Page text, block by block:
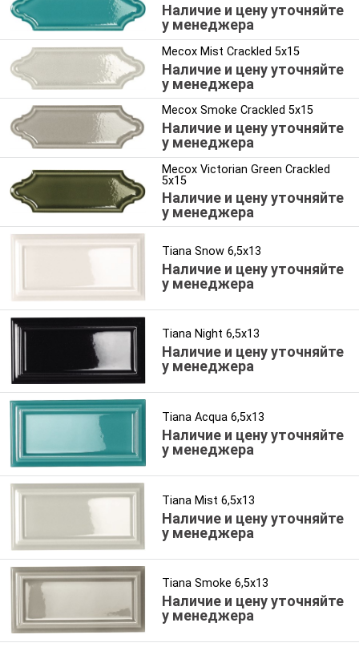
Наличие и цену уточняйте
у менеджера
Mecox Mist Crackled 5x15
Наличие и цену уточняйте
у менеджера
Mecox Smoke Crackled 5x15
Наличие и цену уточняйте
у менеджера
Mecox Victorian Green Crackled
5x15
Наличие и цену уточняйте
у менеджера
Tiana Snow 6,5x13
Наличие и цену уточняйте
у менеджера
Tiana Night 6,5x13
Наличие и цену уточняйте
у менеджера
Tiana Acqua 6,5x13
Наличие и цену уточняйте
у менеджера
Tiana Mist 6,5x13
Наличие и цену уточняйте
у менеджера
Tiana Smoke 6,5x13
Наличие и цену уточняйте
у менеджера